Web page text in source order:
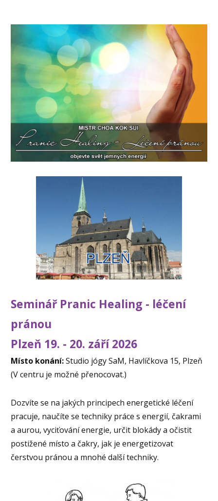
Seminář Pranic Healing - léčení
pránou
Plzeň 19. - 20. září 2026
Místo konání:Studio jógy SaM, Havlíčkova 15, Plzeň
(V centru je možné přenocovat.)
Dozvíte se na jakých principech energetické léčení
pracuje, naučíte se techniky práce s energií, čakrami
a aurou, vyciťování energie, určit blokády a očistit
postižené místo a čakry, jak je energetizovat
čerstvou pránou a mnohé další techniky.